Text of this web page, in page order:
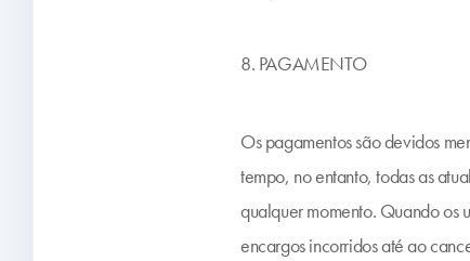
8. PAGAMENTO
Os pagamentos são devidos
tempo, no entanto, todas as
qualquer momento. Quando os
encargos incorridos até ao